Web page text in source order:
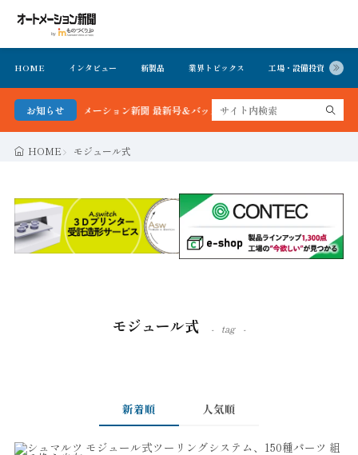
HOME インタビュー 新製品 業界トピックス 工場・設備投資
お知らせ
る！オートメーション新聞 最新号＆バックナンバーを無料で公開中 詳細はこち
HOME モジュール式
モジュール式 tag
新着順 人気順